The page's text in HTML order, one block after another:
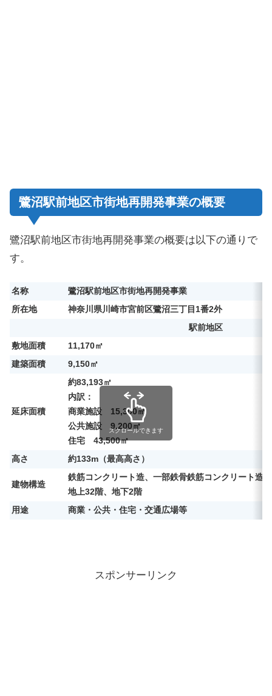
鷺沼駅前地区市街地再開発事業の概要
鷺沼駅前地区市街地再開発事業の概要は以下の通りで
す。
名称
鷺沼駅前地区市街地再開発事業
所在地
神奈川県川崎市宮前区鷺沼三丁目 1番2外
駅前地区
敷地面積
11,170㎡
建築面積
9,150㎡
延床面積
約83,193㎡
内訳：
商業施設 15,300㎡
公共施設 9,200㎡
住宅 43,500㎡
高さ
約133m（最高高さ）
建物構造
鉄筋コンクリート造、一部鉄骨鉄筋コンクリート造
地上32階、地下2階
用途
商業・公共・住宅・交通広場等
スクロールできます
スポンサーリンク